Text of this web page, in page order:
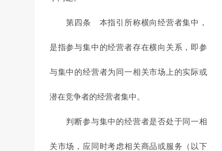
第四条 本指引所称横向经营者集中，
是指参与集中的经营者存在横向关系，即参
与集中的经营者为同一相关市场上的实际或
潜在竞争者的经营者集中。
判断参与集中的经营者是否处于同一相
关市场，应同时考虑相关商品或服务（以下